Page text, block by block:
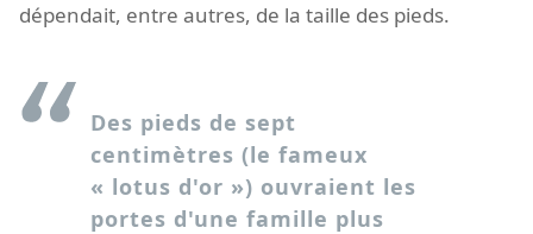
dépendait, entre autres, de la taille des pieds.
Des pieds de sept
centimètres (le fameux
« lotus d'or ») ouvraient les
portes d'une famille plus